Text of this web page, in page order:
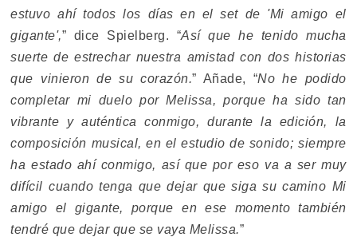
estuvo ahí todos los días en el set de 'Mi amigo el
gigante',” dice Spielberg. “Así que he tenido mucha
suerte de estrechar nuestra amistad con dos historias
que vinieron de su corazón.” Añade, “No he podido
completar mi duelo por Melissa, porque ha sido tan
vibrante y auténtica conmigo, durante la edición, la
composición musical, en el estudio de sonido; siempre
ha estado ahí conmigo, así que por eso va a ser muy
difícil cuando tenga que dejar que siga su camino Mi
amigo el gigante, porque en ese momento también
tendré que dejar que se vaya Melissa.”